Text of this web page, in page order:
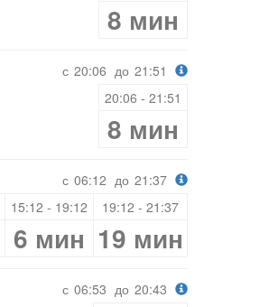
8 мин
с 20:06 до 21:51
20:06 - 21:51
8 мин
с 06:12 до 21:37
15:12 - 19:12 19:12 - 21:37
6 мин 19 мин
с 06:53 до 20:43